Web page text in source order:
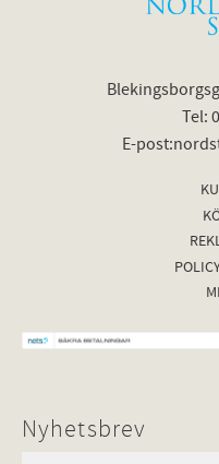
Tel:
E-
Nyhetsbrev